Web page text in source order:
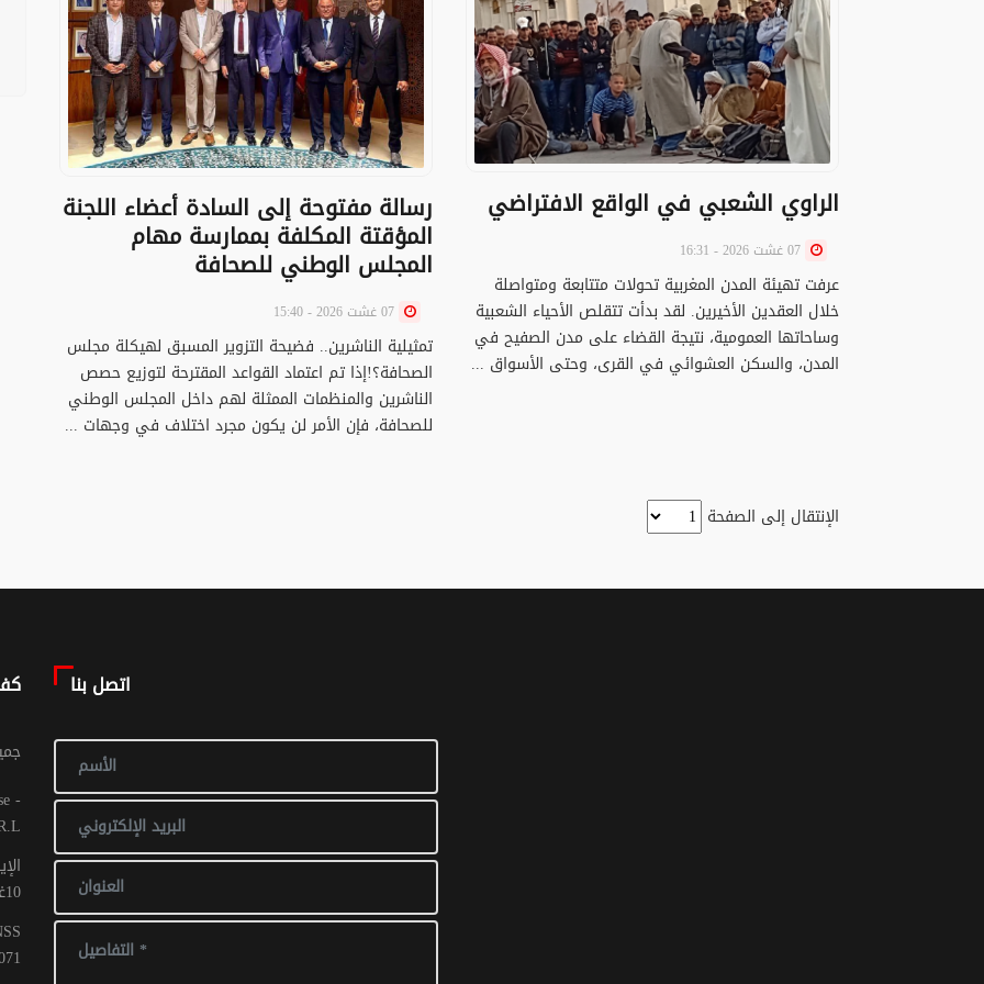
الراوي الشعبي في الواقع الافتراضي
عرفت تهيئة المدن المغربية تحولات متتابعة ومتواصلة
خلال العقدين الأخيرين. لقد بدأت تتقلص الأحياء الشعبية
وساحاتها العمومية، نتيجة القضاء على مدن الصفيح في
المدن، والسكن العشوائي في القرى، وحتى الأسواق ...
رسالة مفتوحة إلى السادة أعضاء اللجنة
المؤقتة المكلفة بممارسة مهام
المجلس الوطني للصحافة
تمثيلية الناشرين.. فضيحة التزوير المسبق لهيكلة مجلس
الصحافة؟!إذا تم اعتماد القواعد المقترحة لتوزيع حصص
الناشرين والمنظمات الممثلة لهم داخل المجلس الوطني
للصحافة، فإن الأمر لن يكون مجرد اختلاف في وجهات ...
الإنتقال إلى الصفحة
©
10غشت 2016: عدد 1 - 017 ص ح
اتصل بنا